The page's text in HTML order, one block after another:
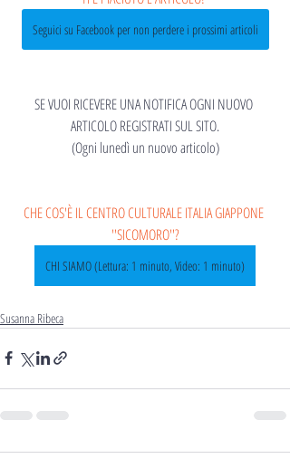
Seguici su Facebook per non perdere i prossimi articoli
SE VUOI RICEVERE UNA NOTIFICA OGNI NUOVO
ARTICOLO REGISTRATI SUL SITO.
(Ogni lunedì un nuovo articolo)
CHE COS'È IL CENTRO CULTURALE ITALIA GIAPPONE
''SICOMORO''?
CHI SIAMO (Lettura: 1 minuto, Video: 1 minuto)
Susanna Ribeca